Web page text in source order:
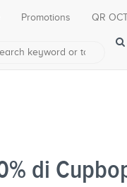
di
Promotions QR